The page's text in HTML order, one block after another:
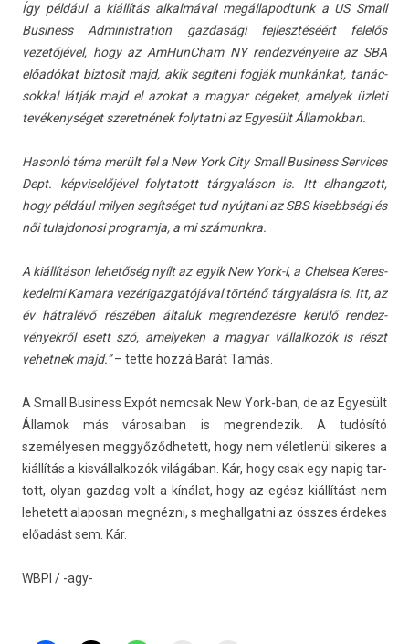
Így például a kiállítás al­kal­máv­al megál­lapod­tunk a US Small
Busi­ness Ad­ministra­tion gaz­dasági fej­lesztéséért felelős
vezetőjével, hogy az Am­HunCham NY re­ndez­vényeire az SBA
előadókat bi­ztosít majd, akik segíteni fogják munkánkat, tanác­
sokk­al látják majd el azokat a magyar cégeket, amelyek üzleti
tevékenységet szeret­nének folytat­ni az Egyesült Államok­ban.
Hasonló téma merült fel a New York City Small Busi­ness Ser­vices
Dept. kép­viselőjével folytatott tárgyaláson is. Itt el­hangzott,
hogy például mily­en segítséget tud nyújtani az SBS kisebbségi és
női tulaj­donosi pro­gram­ja, a mi számunkra.
A kiállításon lehetőség nyílt az egyik New York-i, a Chel­sea Keres­
kedel­mi Kamara vezérigaz­gatójáv­al történő tárgyalásra is. Itt, az
év hátralévő részében általuk meg­rendezés­re kerülő re­ndez­
vények­ről esett szó, amelyek­en a magyar vál­lalkozók is részt
vehet­nek majd.”– tette hozzá Barát Tamás.
A Small Busi­ness Expót nemcsak New York-ban, de az Egyesült
Államok más városaiban is meg­rendezik. A tudósító
személyes­en meg­győződ­hetett, hogy nem vélet­lenül sikeres a
kiállítás a kis­vállal­kozók világában. Kár, hogy csak egy napig tar­
tott, olyan gaz­dag volt a kínálat, hogy az egész kiállítást nem
lehetett al­aposan megnézni, s meg­hallgat­ni az összes érdekes
előadást sem. Kár.
WBPI / -agy-